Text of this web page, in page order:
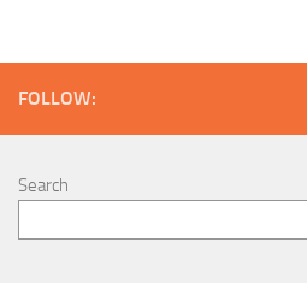
FOLLOW:
Search